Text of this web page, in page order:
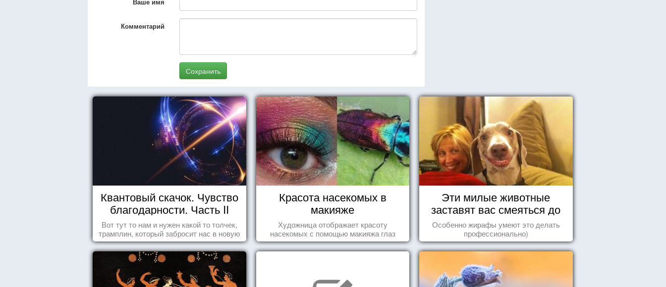
Комментарий
Сохранить
Квантовый скачок. Чувство
благодарности. Часть II
Вот тут то нам и нужен какой то толчек,
трамплин, который забросит нас в новую
реальность. БЛАГОДАРНОСТЬ.
Красота насекомых в
макияже
Художница отображает красоту
насекомых с помощью макияжа глаз
Эти милые животные
заставят вас смеяться до
упаду!
Особенно жирафы умеют это делать
профессионально)